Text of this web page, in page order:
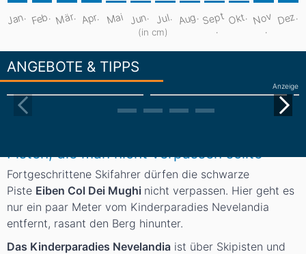
Jan. Feb. Mär. Apr. Mai Jun. Jul. Aug. S
e
pt
.
Okt. N
o
v
.
Dez.
(in cm)
ANGEBOTE & TIPPS
Anzeige
Pisten, die man nicht verpassen sollte
Fortgeschrittene Skifahrer dürfen die schwarze
Piste Eiben Col Dei Mughi nicht verpassen. Hier geht es
nur ein paar Meter vom Kinderparadies Nevelandia
entfernt, rasant den Berg hinunter.
Das Kinderparadies Nevelandia ist über Skipisten und